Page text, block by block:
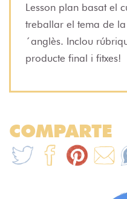
Lesson plan basat el
treballar el tema de
´anglès. Inclou
producte final i fitxes!
COMPARTE